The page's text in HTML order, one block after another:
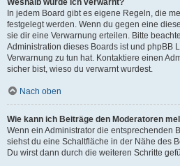
Weshalb wurde ich verwarnt?
In jedem Board gibt es eigene Regeln, die
festgelegt werden. Wenn du gegen eine
sie dir eine Verwarnung erteilen. Bitte
Administration dieses Boards ist und phpBB
Verwarnung zu tun hat. Kontaktiere einen
sicher bist, wieso du verwarnt wurdest.
Nach oben
Wie kann ich Beiträge den Moderatoren
Wenn ein Administrator die entsprechenden
siehst du eine Schaltfläche in der Nähe des
Du wirst dann durch die weiteren Schritte